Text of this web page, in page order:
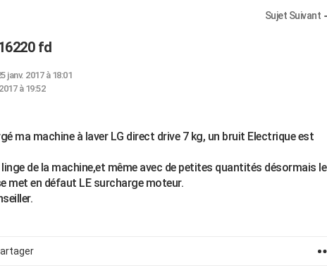
Sujet Suivant
fd
janv. 2017 à 18:01
à 19:52
ma machine à laver LG direct drive 7 kg, un bruit Electrique est
linge de la machine,et même avec de petites quantités désormais le
met en défaut LE surcharge moteur.